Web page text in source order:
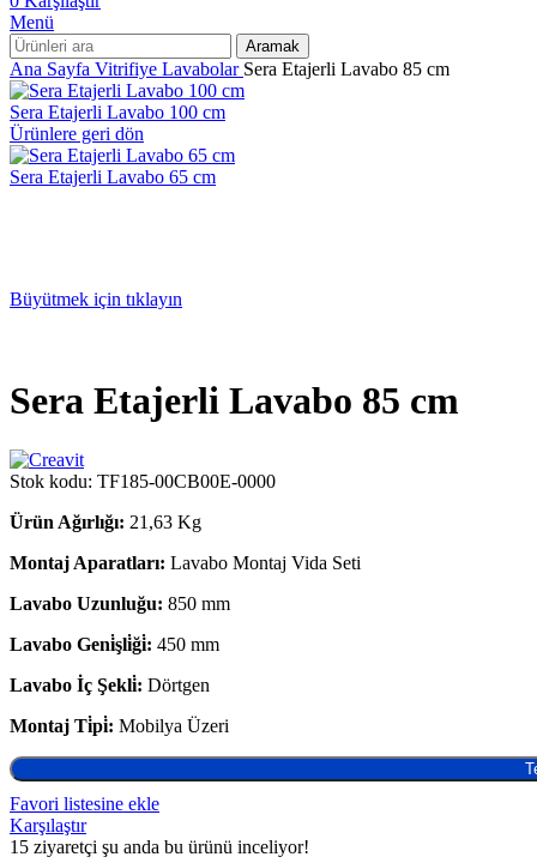
Menü
Aramak
Ana Sayfa Vitrifiye Lavabolar Sera Etajerli Lavabo 85 cm
Sera Etajerli Lavabo 100 cm
Ürünlere geri dön
Sera Etajerli Lavabo 65 cm
Büyütmek için tıklayın
Sera Etajerli Lavabo 85 cm
Stok kodu: TF185-00CB00E-0000
Ürün Ağırlığı: 21,63 Kg
Montaj Aparatları: Lavabo Montaj Vida Seti
Lavabo Uzunluğu: 850 mm
Lavabo Geni̇şli̇ği̇: 450 mm
Lavabo İç Şekli̇: Dörtgen
Montaj Ti̇pi̇: Mobilya Üzeri
Favori listesine ekle
Karşılaştır
15 ziyaretçi şu anda bu ürünü inceliyor!